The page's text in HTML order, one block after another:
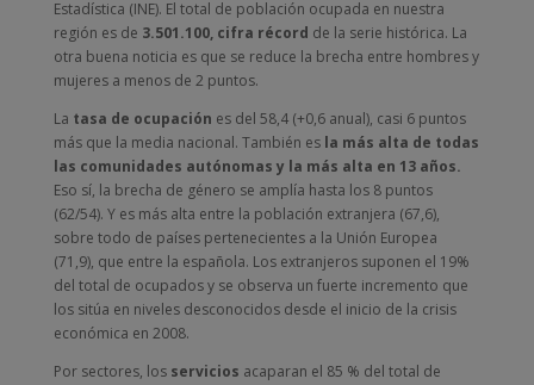
Estadística (INE). El total de población ocupada en nuestra
región es de 3.501.100, cifra récord de la serie histórica. La
otra buena noticia es que se reduce la brecha entre hombres y
mujeres a menos de 2 puntos.
La tasa de ocupación es del 58,4 (+0,6 anual), casi 6 puntos
más que la media nacional. También esla más alta de todas
las comunidades autónomas y la más alta en 13 años.
Eso sí, la brecha de género se amplía hasta los 8 puntos
(62/54). Y es más alta entre la población extranjera (67,6),
sobre todo de países pertenecientes a la Unión Europea
(71,9), que entre la española. Los extranjeros suponen el 19%
del total de ocupados y se observa un fuerte incremento que
los sitúa en niveles desconocidos desde el inicio de la crisis
económica en 2008.
Por sectores, los servicios acaparan el 85 % del total de